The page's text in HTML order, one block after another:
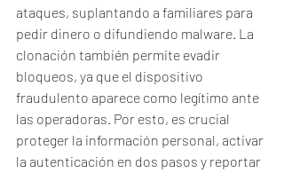
ataques, suplantando a familiares para
pedir dinero o difundiendo malware. La
clonación también permite evadir
bloqueos, ya que el dispositivo
fraudulento aparece como legítimo ante
las operadoras. Por esto, es crucial
proteger la información personal, activar
la autenticación en dos pasos y reportar